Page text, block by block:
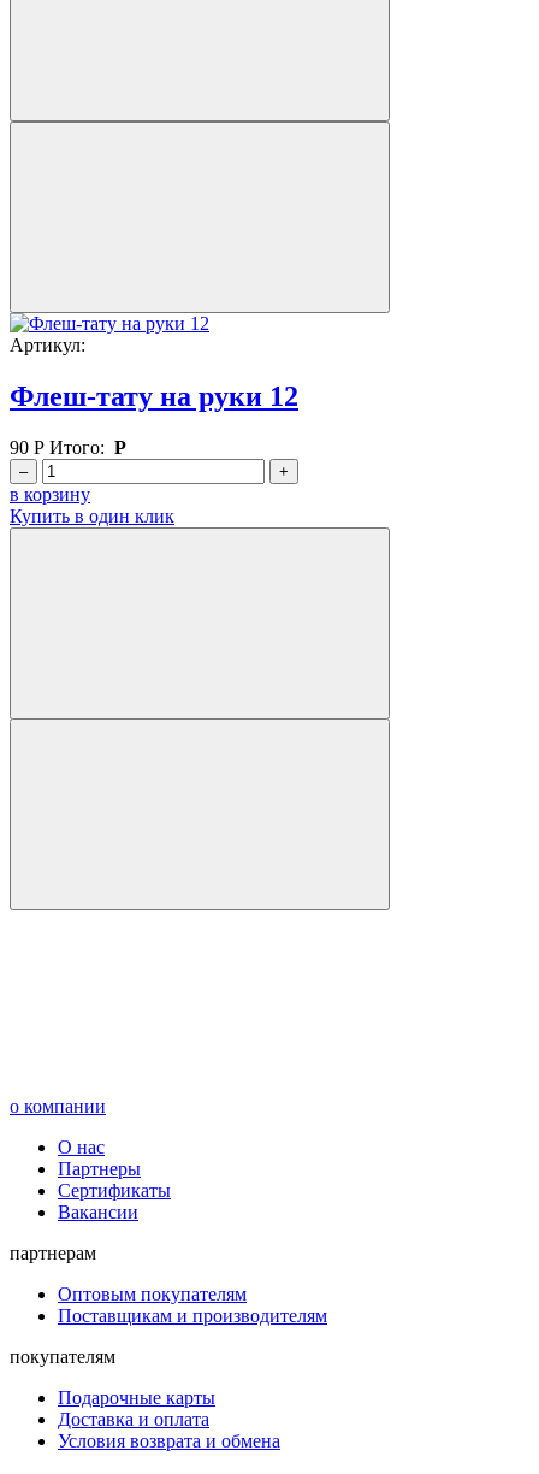
Артикул:
Флеш-тату на руки 12
90 Р Итого: Р
– +
в корзину
Купить в один клик
о компании
О нас
Партнеры
Сертификаты
Вакансии
партнерам
Оптовым покупателям
Поставщикам и производителям
покупателям
Подарочные карты
Доставка и оплата
Условия возврата и обмена